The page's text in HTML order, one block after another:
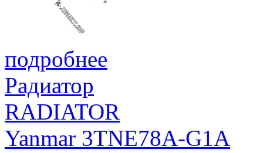
подробнее
Радиатор
RADIATOR
Yanmar 3TNE78A-G1A